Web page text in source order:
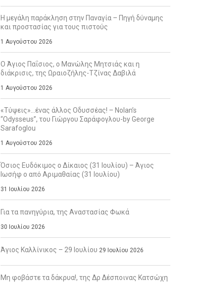
Η μεγάλη παράκληση στην Παναγία – Πηγή δύναμης
και προστασίας για τους πιστούς
1 Αυγούστου 2026
Ο Άγιος Παΐσιος, ο Μανώλης Μητσιάς και η
διάκρισις, της Ωραιοζήλης-Τζίνας Δαβιλά
1 Αυγούστου 2026
«Τύψεις»…ένας άλλος Οδυσσέας! – Nolan’s
“Odysseus”, του Γιώργου Σαράφογλου-by George
Sarafoglou
1 Αυγούστου 2026
Όσιος Ευδόκιμος ο Δίκαιος (31 Ιουλίου) – Άγιος
Ιωσήφ ο από Αριμαθαίας (31 Ιουλίου)
31 Ιουλίου 2026
Για τα πανηγύρια, της Αναστασίας Φωκά
30 Ιουλίου 2026
Άγιος Καλλίνικος – 29 Ιουλίου 29 Ιουλίου 2026
Μη φοβάστε τα δάκρυα!, της Δρ Δέσποινας Κατσώχη